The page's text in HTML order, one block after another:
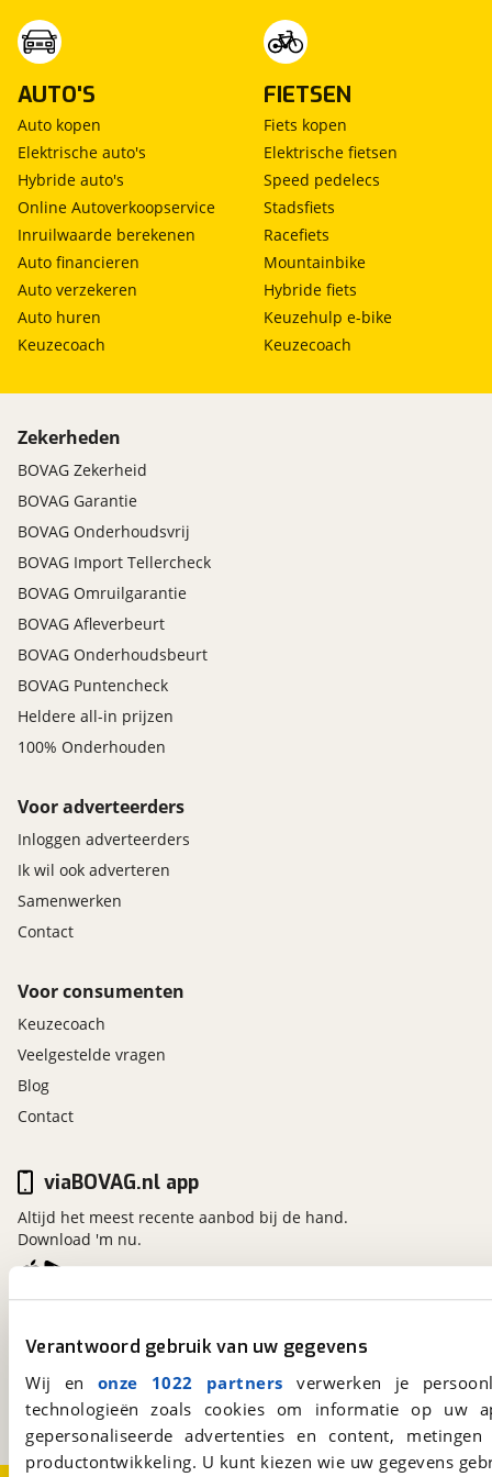
Verantwoord gebruik van uw gegevens
Wij en onze 1022 partners verwerken je
technologieën zoals cookies om informatie op
gepersonaliseerde advertenties en content,
productontwikkeling. U kunt kiezen wie uw gegevens
AUTO'S
Auto kopen
Elektrische auto's
Hybride auto's
Online Autoverkoopservice
Inruilwaarde berekenen
Auto financieren
Auto verzekeren
Auto huren
Keuzecoach
FIETSEN
Fiets kopen
Elektrische fietsen
Speed pedelecs
Stadsfiets
Racefiets
Mountainbike
Hybride fiets
Keuzehulp e-bike
Keuzecoach
Zekerheden
BOVAG Zekerheid
BOVAG Garantie
BOVAG Onderhoudsvrij
BOVAG Import Tellercheck
BOVAG Omruilgarantie
BOVAG Afleverbeurt
BOVAG Onderhoudsbeurt
BOVAG Puntencheck
Heldere all-in prijzen
100% Onderhouden
Voor adverteerders
Inloggen adverteerders
Ik wil ook adverteren
Samenwerken
Contact
Voor consumenten
Keuzecoach
Veelgestelde vragen
Blog
Contact
Kosterijland15
Bunnik
Een initiatief van
BOVAG
viaBOVAG.nl app
Altijd het meest recente aanbod bij de hand.
Download 'm nu.